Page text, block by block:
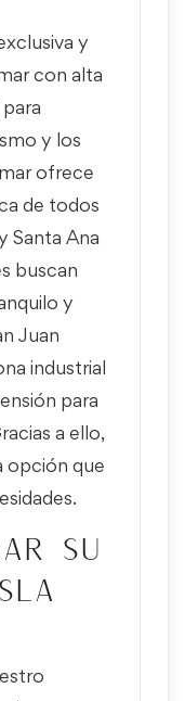
y
con alta
para
y los
ofrece
de todos
Santa Ana
buscan
y
Juan
industrial
para
a ello,
opción que
su